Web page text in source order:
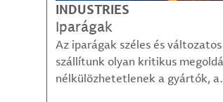
INDUSTRIES
Iparágak
Az iparágak széles és
szállítunk olyan kritikus
nélkülözhetetlenek a gyártók, a